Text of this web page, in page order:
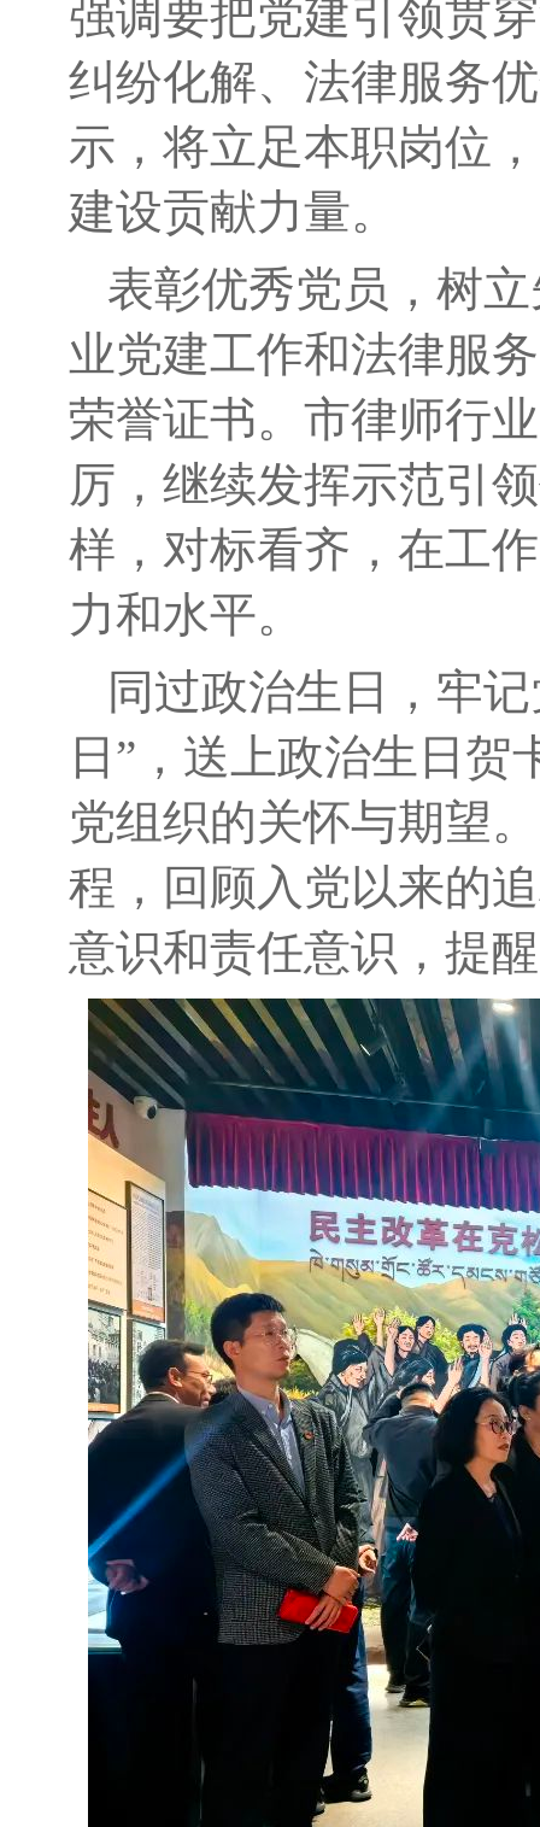
强调要把党建引领贯
纠纷化解、法律服务
示，将立足本职岗位
建设贡献力量。
表彰优秀党员，树
业党建工作和法律服
荣誉证书。市律师行
厉，继续发挥示范引
样，对标看齐，在工
力和水平。
同过政治生日，牢
日”，送上政治生日
党组织的关怀与期望
程，回顾入党以来的
意识和责任意识，提